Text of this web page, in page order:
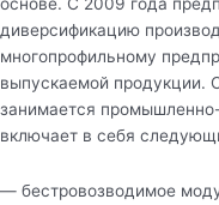
диверсификацию
многопрофильному
выпускаемой продукции.
занимается
включает в себя
— бестровозводимое